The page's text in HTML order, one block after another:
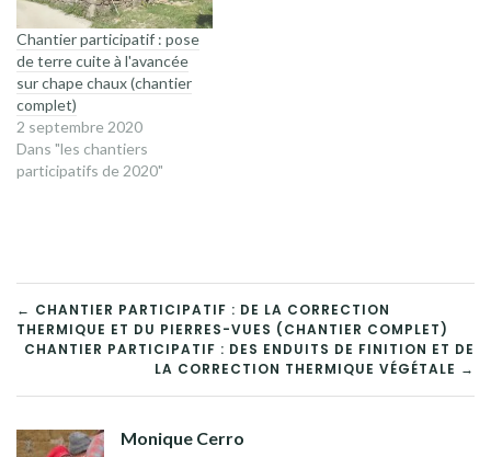
Chantier participatif : pose
de terre cuite à l'avancée
sur chape chaux (chantier
complet)
2 septembre 2020
Dans "les chantiers
participatifs de 2020"
NAVIGATION
DE
L’ARTICLE
← CHANTIER PARTICIPATIF : DE LA CORRECTION
THERMIQUE ET DU PIERRES-VUES (CHANTIER COMPLET)
CHANTIER PARTICIPATIF : DES ENDUITS DE FINITION ET DE
LA CORRECTION THERMIQUE VÉGÉTALE →
Monique Cerro